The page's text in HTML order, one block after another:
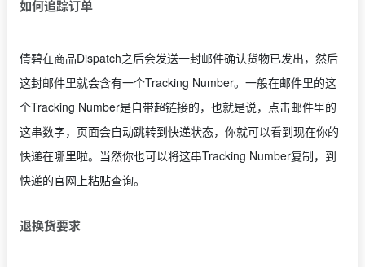
如何追踪订单
倩碧在商品Dispatch之后会发送一封邮件确认货物已发出，然后
这封邮件里就会含有一个Tracking Number。一般在邮件里的这
个Tracking Number是自带超链接的，也就是说，点击邮件里的
这串数字，页面会自动跳转到快递状态，你就可以看到现在你的
快递在哪里啦。当然你也可以将这串Tracking Number复制，到
快递的官网上粘贴查询。
退换货要求